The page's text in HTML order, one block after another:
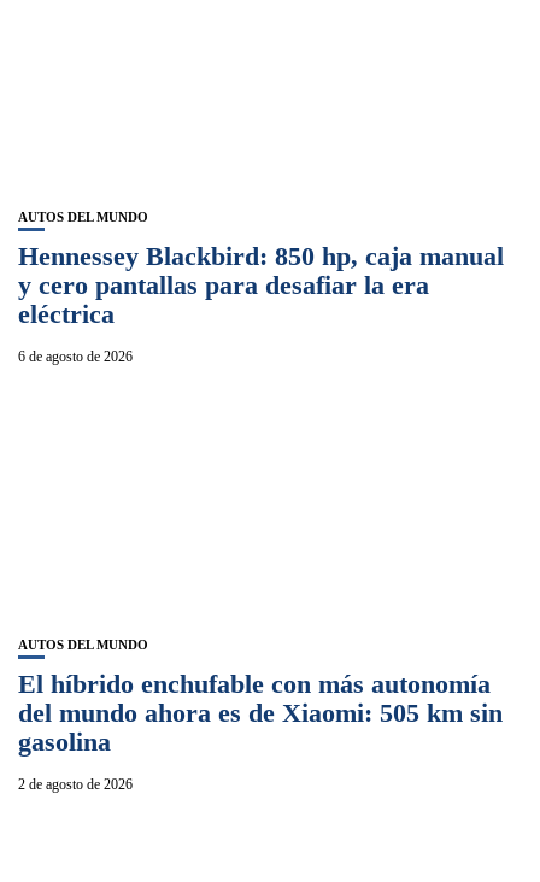
AUTOS DEL MUNDO
Hennessey Blackbird: 850 hp, caja manual
y cero pantallas para desafiar la era
eléctrica
6 de agosto de 2026
AUTOS DEL MUNDO
El híbrido enchufable con más autonomía
del mundo ahora es de Xiaomi: 505 km sin
gasolina
2 de agosto de 2026